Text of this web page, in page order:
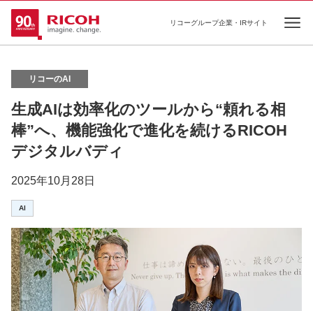
リコーグループ企業・IRサイト
リコーのAI
生成AIは効率化のツールから“頼れる相
棒”へ、機能強化で進化を続けるRICOH
デジタルバディ
2025年10月28日
AI